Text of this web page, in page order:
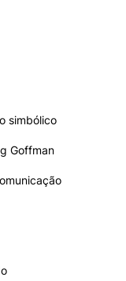
simbólico
Goffman